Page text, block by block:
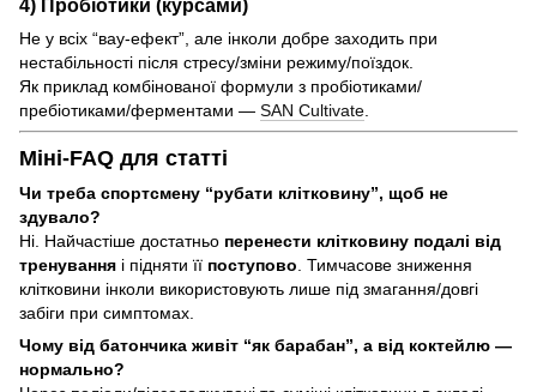
4) Пробіотики (курсами)
Не у всіх “вау-ефект”, але інколи добре заходить при
нестабільності після стресу/зміни режиму/поїздок.
Як приклад комбінованої формули з пробіотиками/
пребіотиками/ферментами — SAN Cultivate
Міні-FAQ для статті
Чи треба спортсмену “рубати клітковину”, щоб не
здувало?
Ні. Найчастіше достатньо перенести клітковину подалі від
тренування і підняти її поступово. Тимчасове зниження
клітковини інколи використовують лише під змагання/довгі
забіги при симптомах.
Чому від батончика живіт “як барабан”, а від коктейлю —
нормально?